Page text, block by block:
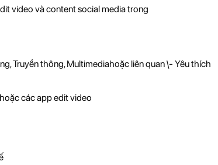
video và content social media trong
Truyền thông, Multimediahoặc liên quan \- Yêu thích
các app edit video